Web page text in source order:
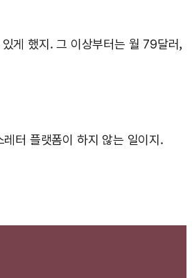
게 했지. 그 이상부터는 월 79달러,
터 플랫폼이 하지 않는 일이지.